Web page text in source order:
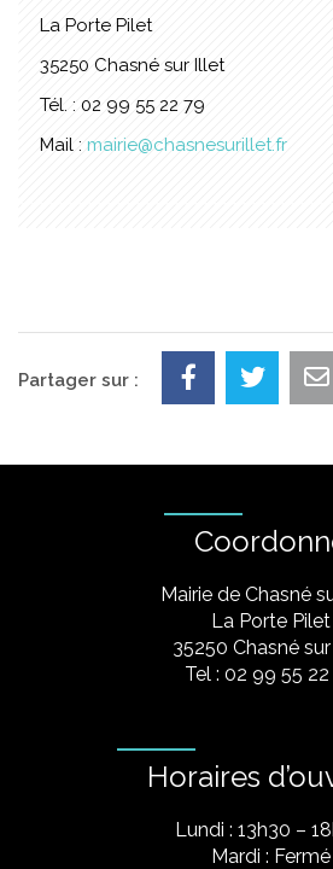
La Porte Pilet
35250 Chasné sur Illet
Tél. : 02 99 55 22 79
Mail : mairie@chasnesurillet.fr
Partager sur :
Mairie de Chasné
La Porte Pilet
35250 Chasné
Tel : 02 99 55
Horaires
Lundi : 13h30 –
Mardi : Fermé